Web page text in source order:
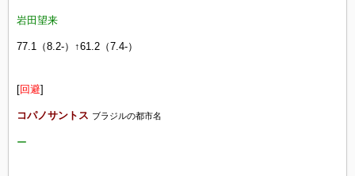
岩田望来
77.1（8.2-）↑61.2（7.4-）
[回避]
コパノサントス ブラジルの都市名
ー